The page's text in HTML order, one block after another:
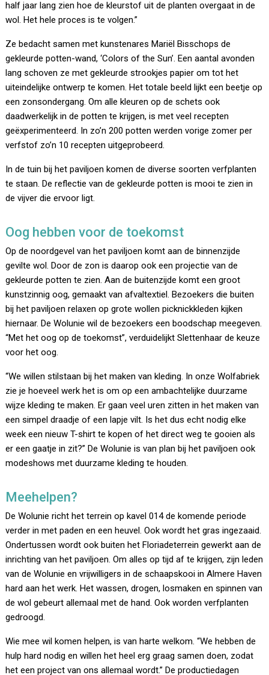
half jaar lang zien hoe de kleurstof uit de planten overgaat in de
wol. Het hele proces is te volgen.”
Ze bedacht samen met kunstenares Mariël Bisschops de
gekleurde potten-wand, ‘Colors of the Sun’. Een aantal avonden
lang schoven ze met gekleurde strookjes papier om tot het
uiteindelijke ontwerp te komen. Het totale beeld lijkt een beetje op
een zonsondergang. Om alle kleuren op de schets ook
daadwerkelijk in de potten te krijgen, is met veel recepten
geëxperimenteerd. In zo’n 200 potten werden vorige zomer per
verfstof zo’n 10 recepten uitgeprobeerd.
In de tuin bij het paviljoen komen de diverse soorten verfplanten
te staan. De reflectie van de gekleurde potten is mooi te zien in
de vijver die ervoor ligt.
Oog hebben voor de toekomst
Op de noordgevel van het paviljoen komt aan de binnenzijde
gevilte wol. Door de zon is daarop ook een projectie van de
gekleurde potten te zien. Aan de buitenzijde komt een groot
kunstzinnig oog, gemaakt van afvaltextiel. Bezoekers die buiten
bij het paviljoen relaxen op grote wollen picknickkleden kijken
hiernaar. De Wolunie wil de bezoekers een boodschap meegeven.
“Met het oog op de toekomst”, verduidelijkt Slettenhaar de keuze
voor het oog.
“We willen stilstaan bij het maken van kleding. In onze Wolfabriek
zie je hoeveel werk het is om op een ambachtelijke duurzame
wijze kleding te maken. Er gaan veel uren zitten in het maken van
een simpel draadje of een lapje vilt. Is het dus echt nodig elke
week een nieuw T-shirt te kopen of het direct weg te gooien als
er een gaatje in zit?” De Wolunie is van plan bij het paviljoen ook
modeshows met duurzame kleding te houden.
Meehelpen?
De Wolunie richt het terrein op kavel 014 de komende periode
verder in met paden en een heuvel. Ook wordt het gras ingezaaid.
Ondertussen wordt ook buiten het Floriadeterrein gewerkt aan de
inrichting van het paviljoen. Om alles op tijd af te krijgen, zijn leden
van de Wolunie en vrijwilligers in de schaapskooi in Almere Haven
hard aan het werk. Het wassen, drogen, losmaken en spinnen van
de wol gebeurt allemaal met de hand. Ook worden verfplanten
gedroogd.
Wie mee wil komen helpen, is van harte welkom. “We hebben de
hulp hard nodig en willen het heel erg graag samen doen, zodat
het een project van ons allemaal wordt.” De productiedagen